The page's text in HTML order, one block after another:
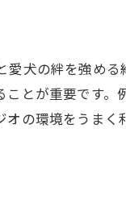
愛犬のペー
愛犬との素敵な
犬の絆を強め
とが重要です
の環境をうま